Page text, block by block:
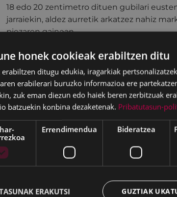
18 edo 20 zentimetro dituen gubilari
jarraiekin, aldez aurretik arkatzez nahiz
piezaren gainean.
Grabatu kalkografikoa urregintzatik dator.
Armeria Eskolan, Gabriel Ramos Uranga
bereziki. Ikastaro horren bitartez,
zitzaizkien.
(LARRAÑAGA, Ramiro eta ALUSTIZA,
grabadores" [Grabatugintza Eibarren.
Udalak (
Ego Ibarra Batzordea) 1996an
honek cookieak erabiltzen ditu
erabiltzen ditugu edukia, iragarkiak
erabilerari buruzko informazioa ere
zuk eman diezun edo haiek beren zerbitzuak
batzuekin konbina dezaketenak. Pribatutasun-
Errendimendua Bideratzea
GUZTIAK
ERAKUTSI